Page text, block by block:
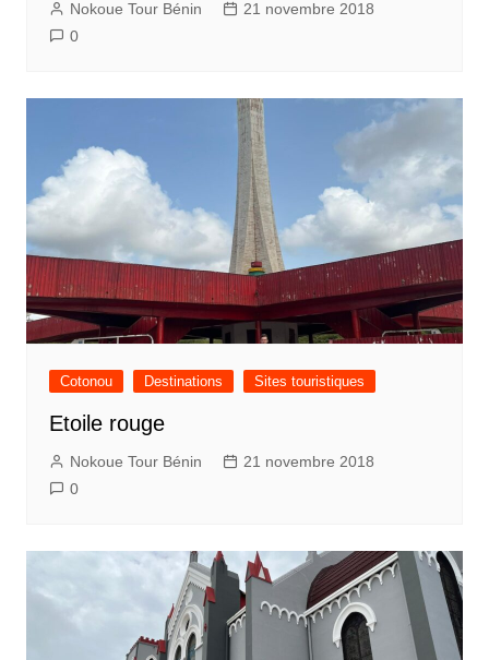
Nokoue Tour Bénin
21 novembre 2018
0
Cotonou Destinations Sites touristiques
Etoile rouge
Nokoue Tour Bénin
21 novembre 2018
0